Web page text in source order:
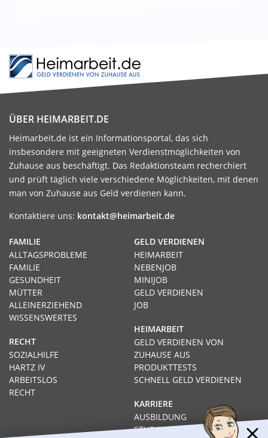
ÜBER HEIMARBEIT.DE
Heimarbeit.de ist ein Informationsportal, das sich
insbesondere mit geeigneten Verdienstmöglichkeiten von
Zuhause aus beschäftigt. Das Redaktionsteam recherchiert
und prüft täglich viele verschiedene Möglichkeiten, mit denen
man von Zuhause aus Geld verdienen kann.
Kontaktiere uns: kontakt@heimarbeit.de
GELD VERDIENEN
HEIMARBEIT
NEBENJOB
MINIJOB
GELD VERDIENEN
JOB
HEIMARBEIT
GELD VERDIENEN VON
ZUHAUSE AUS
PRODUKTTESTS
SCHNELL GELD VERDIENEN
KARRIERE
AUSBILDUNG
STUDIUM
FAMILIE
ALLTAGSPROBLEME
FAMILIE
GESUNDHEIT
MÜTTER
ALLEINERZIEHEND
WISSENSWERTES
RECHT
SOZIALHILFE
HARTZ IV
ARBEITSLOS
RECHT